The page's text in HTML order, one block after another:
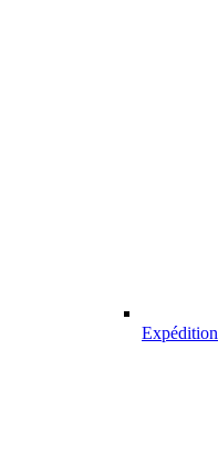
Expédition